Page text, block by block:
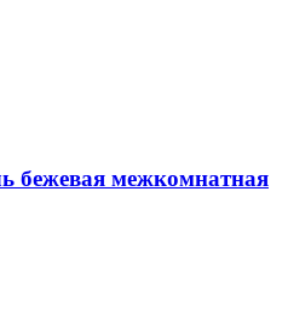
бежевая межкомнатная